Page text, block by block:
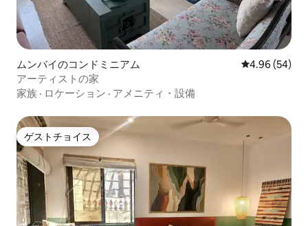
ムンバイのコンドミニアム レビュー54
4.96 (54)
アーティストの家
家族 · ロケーション · アメニティ・設備
ゲストチョイス
ゲストチョイス